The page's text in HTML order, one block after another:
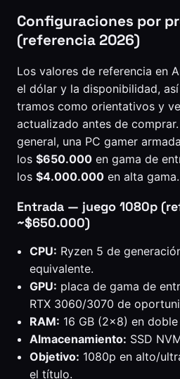
Configuraciones por
(referencia 2026)
Los valores de referencia en
el dólar y la disponibilidad,
tramos como orientativos y
actualizado antes de
general, una PC gamer
los $650.000 en gama de
los $4.000.000 en alta gama.
Entrada — juego 1080p
~$650.000)
CPU: Ryzen 5 de
equivalente.
GPU: placa de gama de
RTX 3060/3070 de
RAM: 16 GB (2×8) en doble
Almacenamiento: SSD
Objetivo: 1080p en alto/
el título.